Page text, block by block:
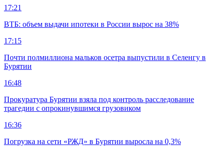
17:21
ВТБ: объем выдачи ипотеки в России вырос на 38%
17:15
Почти полмиллиона мальков осетра выпустили в Селенгу в
Бурятии
16:48
Прокуратура Бурятии взяла под контроль расследование
трагедии с опрокинувшимся грузовиком
16:36
Погрузка на сети «РЖД» в Бурятии выросла на 0,3%